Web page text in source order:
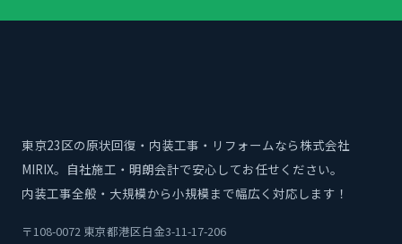
東京23区の原状回復・内装工事・リフォームなら株式会社
MIRIX。自社施工・明朗会計で安心してお任せください。
内装工事全般・大規模から小規模まで幅広く対応します！
〒108-0072 東京都港区白金3-11-17-206